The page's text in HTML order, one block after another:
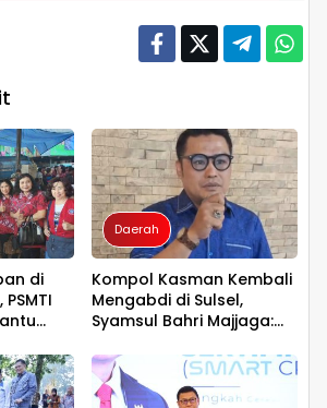
di
Daerah
Kompol Kasman Kembali
Mengabdi di Sulsel,
Syamsul Bahri Majjaga:
Dipercaya Memimpin